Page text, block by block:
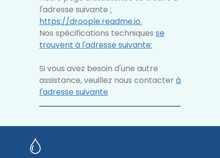
l'adresse suivante :
https://droople.readme.io.
Nos spécifications techniques se
trouvent à l'adresse suivante:
Si vous avez besoin d'une autre
assistance, veuillez nous contacter à
l'adresse suivante